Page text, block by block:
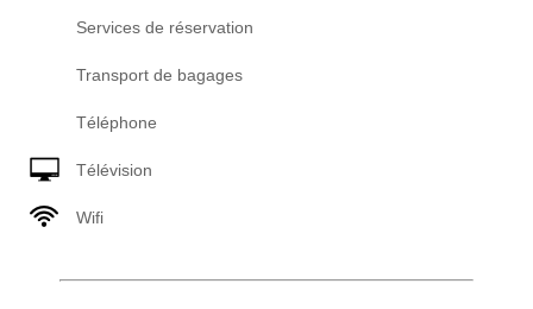
Services de réservation
Transport de bagages
Téléphone
Télévision
Wifi